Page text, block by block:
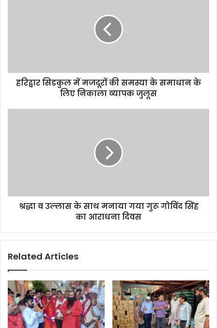
हरिद्वार सिडकुल में मजदूरों की समस्या के समाधान के
लिए निकाला व्यापक जुलूस
श्रद्धा व उल्लास के साथ मनाया गया गुरू गोविंद सिंह
का आराधना दिवस
Related Articles